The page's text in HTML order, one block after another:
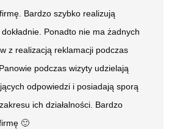
Bardzo szybko realizują
Ponadto nie ma żadnych
z realizacją reklamacji podczas
podczas wizyty udzielają
odpowiedzi i posiadają sporą
ich działalności. Bardzo
🙂